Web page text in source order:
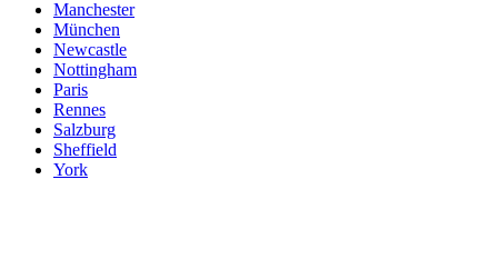
Manchester
München
Newcastle
Nottingham
Paris
Rennes
Salzburg
Sheffield
York